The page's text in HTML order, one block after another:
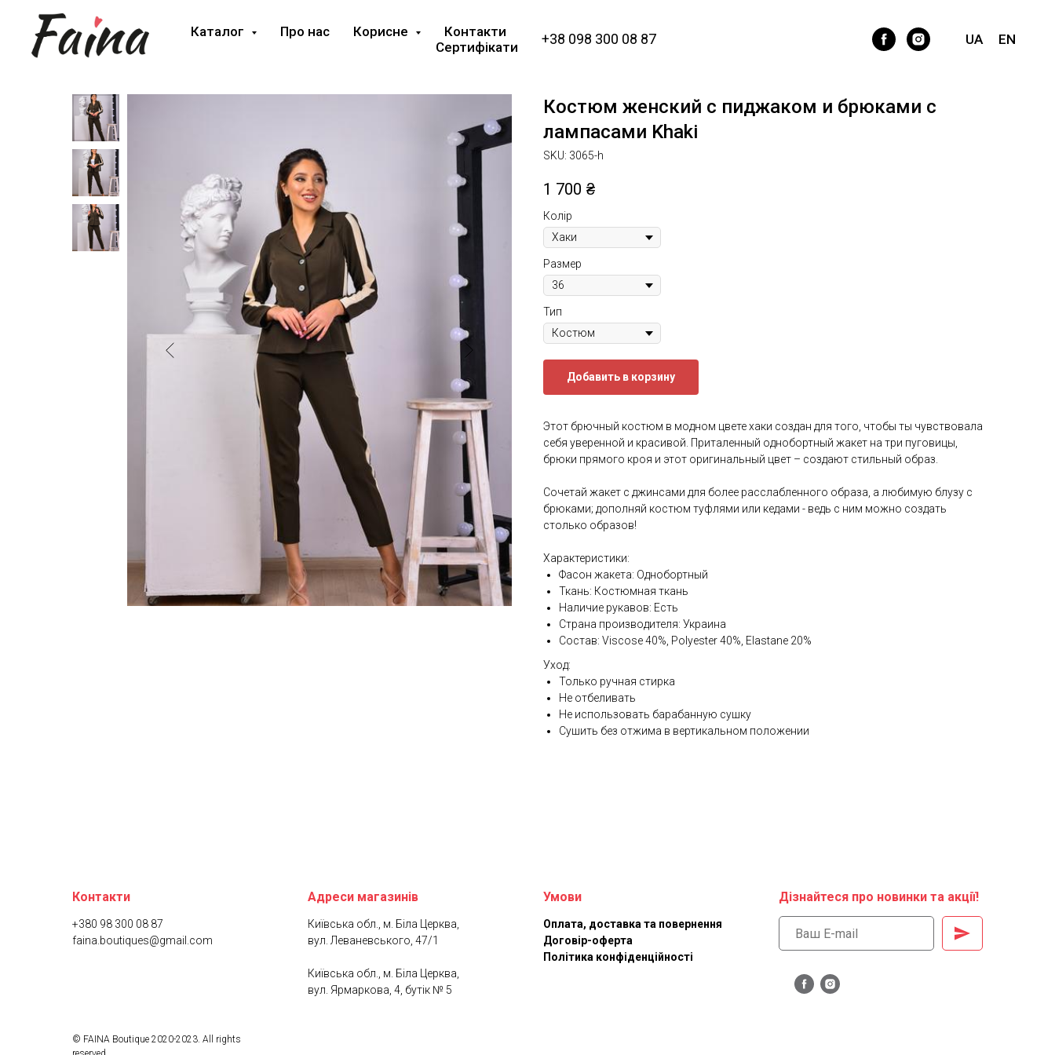
Каталог Про нас Корисне
Контакти
Сертифікати
+38 098 300 08 87 UA EN
Костюм женский с пиджаком и брюками с
лампасами Khaki
SKU: 3065-h
1 700 ₴
Колір
Размер
Тип
Добавить в корзину
Этот брючный костюм в модном цвете хаки создан для того, чтобы ты чувствовала
себя уверенной и красивой. Приталенный однобортный жакет на три пуговицы,
брюки прямого кроя и этот оригинальный цвет – создают стильный образ.
Сочетай жакет с джинсами для более расслабленного образа, а любимую блузу с
брюками; дополняй костюм туфлями или кедами - ведь с ним можно создать
столько образов!
Характеристики:
Фасон жакета: Однобортный
Ткань: Костюмная ткань
Наличие рукавов: Есть
Страна производителя: Украина
Состав: Viscose 40%, Polyester 40%, Elastane 20%
Уход:
Только ручная стирка
Не отбеливать
Не использовать барабанную сушку
Сушить без отжима в вертикальном положении
Контакти
+380 98 300 08 87
faina.boutiques@gmail.com
Адреси магазинів
Київська обл., м. Біла Церква,
вул. Леваневського, 47/1
Київська обл., м. Біла Церква,
вул. Ярмаркова, 4, бутік № 5
Умови
Оплата, доставка та повернення
Договір-оферта
Політика конфіденційності
Дізнайтеся про новинки та акції!
© FAINA Boutique 2020-2023. All rights